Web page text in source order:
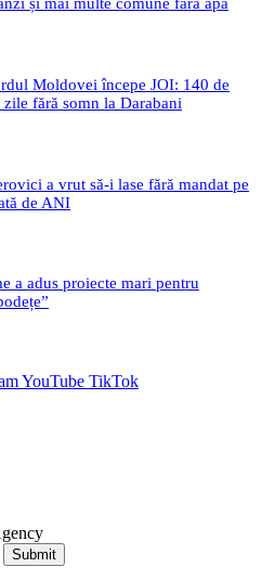
Moldovei începe JOI: 140 de
fără somn la Darabani
a vrut să-i lase fără mandat pe
de ANI
a adus proiecte mari pentru
YouTube TikTok
Submit